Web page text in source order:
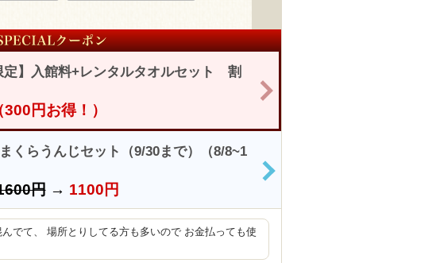
定】入館料+レンタルタオルセット 割
円お得！）
くらうんじセット（9/30まで）（8/8~1
円→ 1100円
>
でて、 場所とりしてる方も多いので お金払っても使